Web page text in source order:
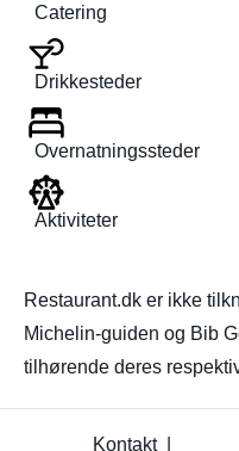
Catering
Drikkesteder
Overnatningssteder
Aktiviteter
Restaurant.dk er ikke
Michelin-guiden og Bib
tilhørende deres
Kontakt|